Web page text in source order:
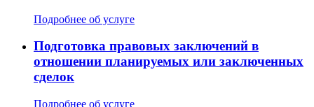
Подробнее об услуге
Подготовка правовых заключений в
отношении планируемых или заключенных
сделок
Подробнее об услуге